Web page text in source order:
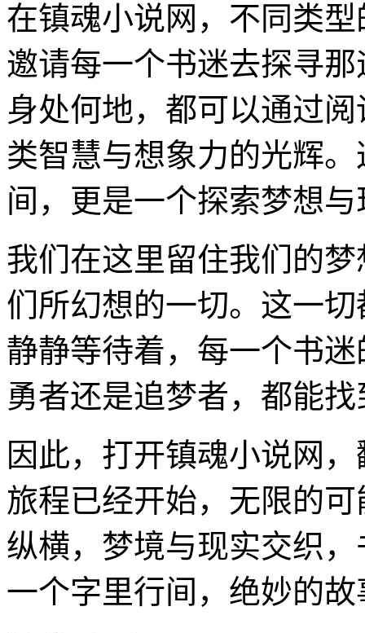
在镇魂小说网，不同类
邀请每一个书迷去探寻
身处何地，都可以通过
类智慧与想象力的光辉
间，更是一个探索梦想
我们在这里留住我们的
们所幻想的一切。这一
静静等待着，每一个书
勇者还是追梦者，都能
因此，打开镇魂小说网
旅程已经开始，无限的
纵横，梦境与现实交织
一个字里行间，绝妙的